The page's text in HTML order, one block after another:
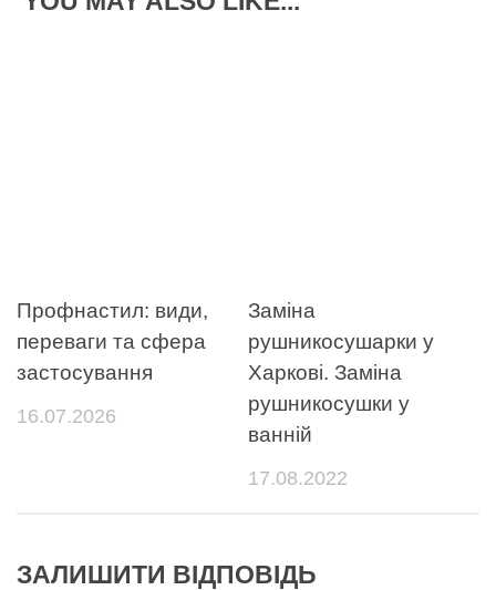
Профнастил: види,
переваги та сфера
застосування
16.07.2026
Заміна
рушникосушарки у
Харкові. Заміна
рушникосушки у
ванній
17.08.2022
ЗАЛИШИТИ ВІДПОВІДЬ